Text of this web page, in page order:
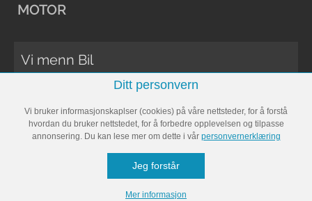
MOTOR
Vi menn Bil
Vi Menn Båt
Ditt personvern
Vi bruker informasjonskaplser (cookies) på våre nettsteder, for å forstå
hvordan du bruker nettstedet, for å forbedre opplevelsen og tilpasse
annonsering. Du kan lese mer om dette i vår personvernerklæring
Jeg forstår
Mer informasjon